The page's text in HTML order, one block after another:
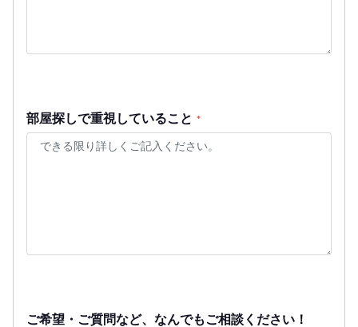
部屋探しで重視していること *
ご希望・ご質問など、なんでもご相談ください！